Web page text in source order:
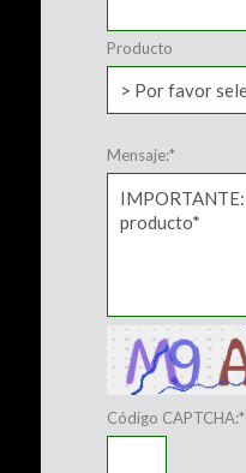
Producto
Mensaje:*
Código CAPTCHA:*